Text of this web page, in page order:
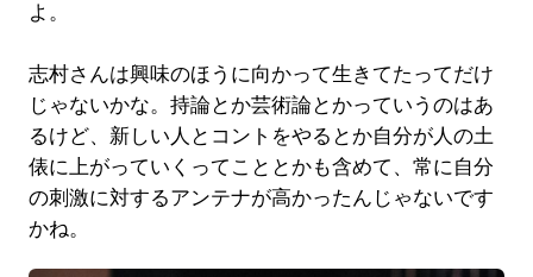
よ。
志村さんは興味のほうに向かって生きてたってだけ
じゃないかな。持論とか芸術論とかっていうのはあ
るけど、新しい人とコントをやるとか自分が人の土
俵に上がっていくってこととかも含めて、常に自分
の刺激に対するアンテナが高かったんじゃないです
かね。